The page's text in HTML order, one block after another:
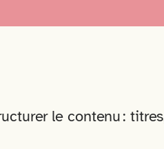
le contenu :